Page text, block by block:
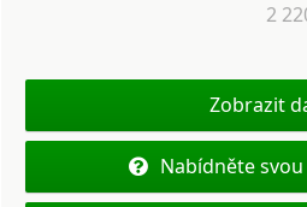
2
Zobrazit
Nabídněte